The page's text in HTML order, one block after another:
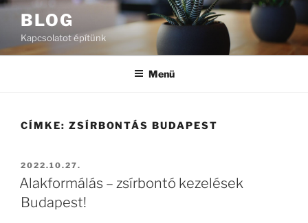
Tartalomhoz
BLOG
Kapcsolatot építünk
Menü
CÍMKE: ZSÍRBONTÁS BUDAPEST
BEKÜLDVE:
2022.10.27.
Alakformálás – zsírbontó kezelések
Budapest!